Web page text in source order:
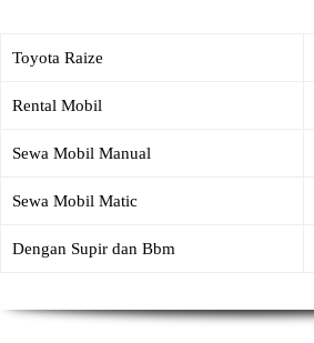
Toyota Raize
Rental Mobil
Sewa Mobil Manual
Sewa Mobil Matic
Dengan Supir dan Bbm